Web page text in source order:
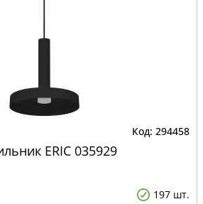
294458
ERIC 035929
197 шт.